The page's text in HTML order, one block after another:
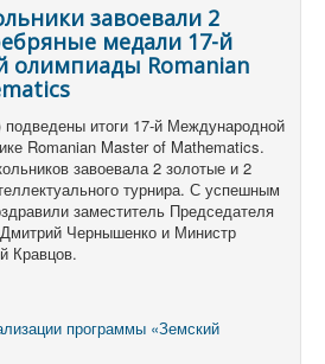
завоевали 2
медали 17-й
олимпиады Romanian
итоги 17-й Международной
Romanian Master of Mathematics.
завоевала 2 золотые и 2
турнира. С успешным
заместитель Председателя
Чернышенко и Министр
Кравцов.